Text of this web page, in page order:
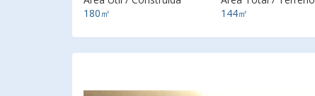
180㎡
144㎡